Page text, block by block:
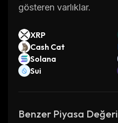
gösteren varlıklar.
XRP
Cash Cat
Solana
Sui
Benzer Piyasa Değeri